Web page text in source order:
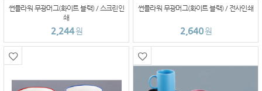
썬플라워 무광머그(화이트 블랙) / 스크린인
쇄
2,244원
썬플라워 무광머그(화이트 블랙) / 전사인쇄
2,640원